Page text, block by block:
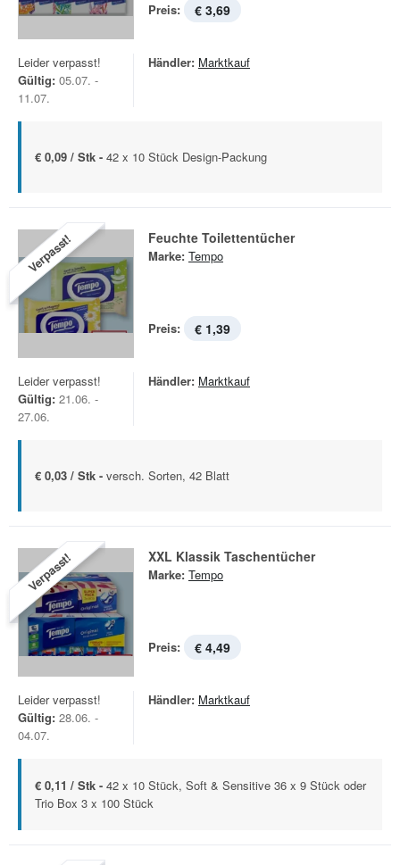
Preis: € 3,69
Leider verpasst!
Gültig: 05.07. -
11.07.
Händler: Marktkauf
€ 0,09 / Stk - 42 x 10 Stück Design-Packung
Verpasst! Feuchte Toilettentücher
Marke: Tempo
Preis: € 1,39
Leider verpasst!
Gültig: 21.06. -
27.06.
Händler: Marktkauf
€ 0,03 / Stk - versch. Sorten, 42 Blatt
Verpasst! XXL Klassik Taschentücher
Marke: Tempo
Preis: € 4,49
Leider verpasst!
Gültig: 28.06. -
04.07.
Händler: Marktkauf
€ 0,11 / Stk - 42 x 10 Stück, Soft & Sensitive 36 x 9 Stück oder
Trio Box 3 x 100 Stück